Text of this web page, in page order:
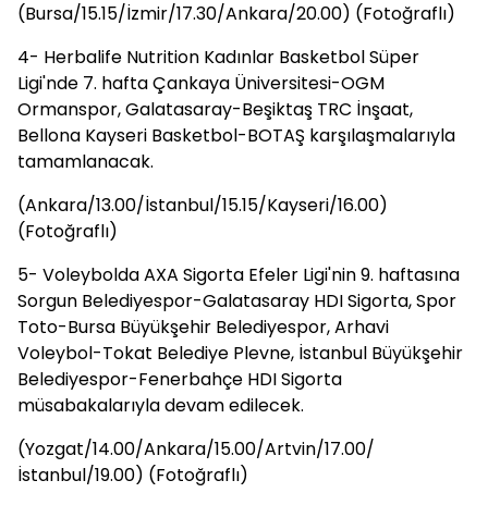
(Bursa/15.15/İzmir/17.30/Ankara/20.00) (Fotoğraflı)
4- Herbalife Nutrition Kadınlar Basketbol Süper
Ligi'nde 7. hafta Çankaya Üniversitesi-OGM
Ormanspor, Galatasaray-Beşiktaş TRC İnşaat,
Bellona Kayseri Basketbol-BOTAŞ karşılaşmalarıyla
tamamlanacak.
(Ankara/13.00/İstanbul/15.15/Kayseri/16.00)
(Fotoğraflı)
5- Voleybolda AXA Sigorta Efeler Ligi'nin 9. haftasına
Sorgun Belediyespor-Galatasaray HDI Sigorta, Spor
Toto-Bursa Büyükşehir Belediyespor, Arhavi
Voleybol-Tokat Belediye Plevne, İstanbul Büyükşehir
Belediyespor-Fenerbahçe HDI Sigorta
müsabakalarıyla devam edilecek.
(Yozgat/14.00/Ankara/15.00/Artvin/17.00/
İstanbul/19.00) (Fotoğraflı)